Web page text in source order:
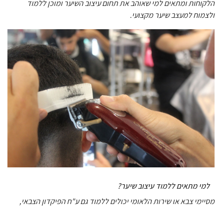
הלקוחות ומתאים למי שאוהב את תחום עיצוב השיער ומוכן ללמוד
ולצמוח למעצב שיער מקצועי.
למי מתאים ללמוד עיצוב שיער?
מסיימי צבא או שירות הלאומי יכולים ללמוד גם ע"ח הפיקדון הצבאי,